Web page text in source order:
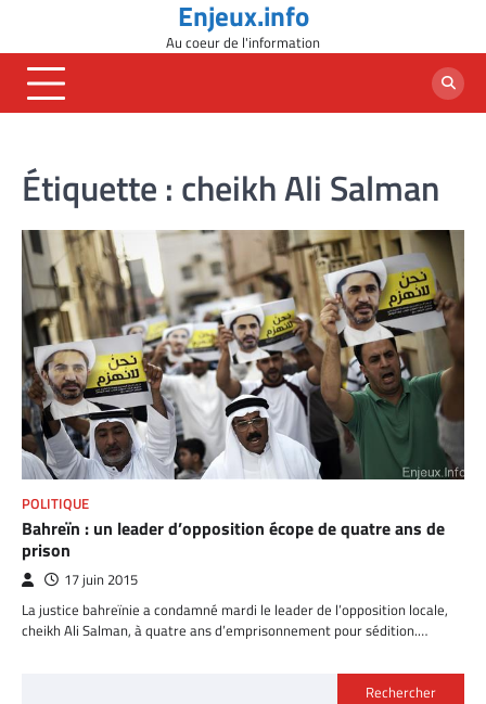
content
Enjeux.info
Au coeur de l'information
Étiquette : cheikh Ali Salman
POLITIQUE
Bahreïn : un leader d’opposition écope de quatre ans de
prison
17 juin 2015
La justice bahreïnie a condamné mardi le leader de l’opposition locale,
cheikh Ali Salman, à quatre ans d’emprisonnement pour sédition.…
Rechercher